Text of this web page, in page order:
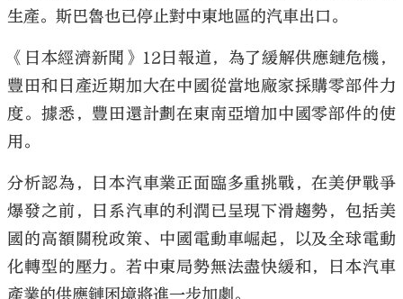
生產。斯巴魯也已停止對中東地區的汽車出口。
《日本經濟新聞》12日報道，為了緩解供應鏈危機，
豐田和日產近期加大在中國從當地廠家採購零部件力
度。據悉，豐田還計劃在東南亞增加中國零部件的使
用。
分析認為，日本汽車業正面臨多重挑戰，在美伊戰爭
爆發之前，日系汽車的利潤已呈現下滑趨勢，包括美
國的高額關稅政策、中國電動車崛起，以及全球電動
化轉型的壓力。若中東局勢無法盡快緩和，日本汽車